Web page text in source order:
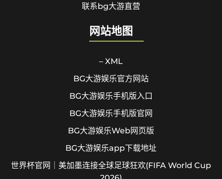
联系bg大游直营
网站地图
– XML
BG大游娱乐官方网站
BG大游娱乐手机版入口
BG大游娱乐手机版官网
BG大游娱乐Web网页版
BG大游娱乐app下载地址
世界杯官网｜美加墨连接全球足球狂欢(FIFA World Cup